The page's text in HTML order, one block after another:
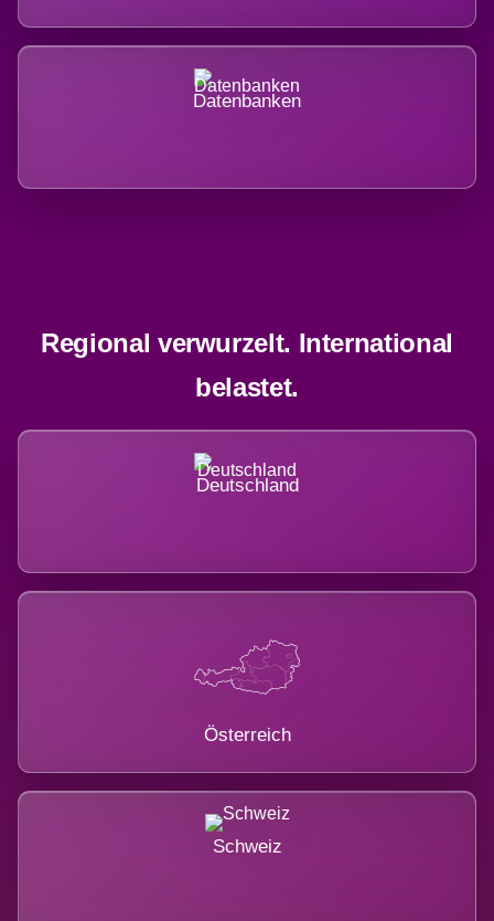
Datenbanken
Regional verwurzelt. International
belastet.
Deutschland
Österreich
Schweiz